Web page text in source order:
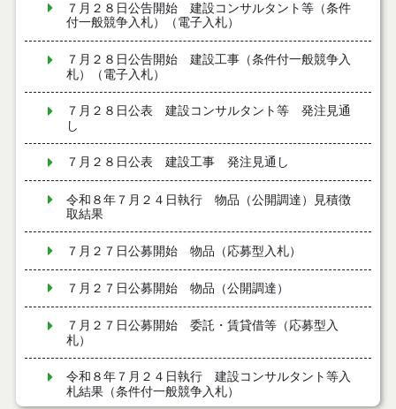
７月２８日公告開始 建設コンサルタント等（条件
付一般競争入札）（電子入札）
７月２８日公告開始 建設工事（条件付一般競争入
札）（電子入札）
７月２８日公表 建設コンサルタント等 発注見通
し
７月２８日公表 建設工事 発注見通し
令和８年７月２４日執行 物品（公開調達）見積徴
取結果
７月２７日公募開始 物品（応募型入札）
７月２７日公募開始 物品（公開調達）
７月２７日公募開始 委託・賃貸借等（応募型入
札）
令和８年７月２４日執行 建設コンサルタント等入
札結果（条件付一般競争入札）